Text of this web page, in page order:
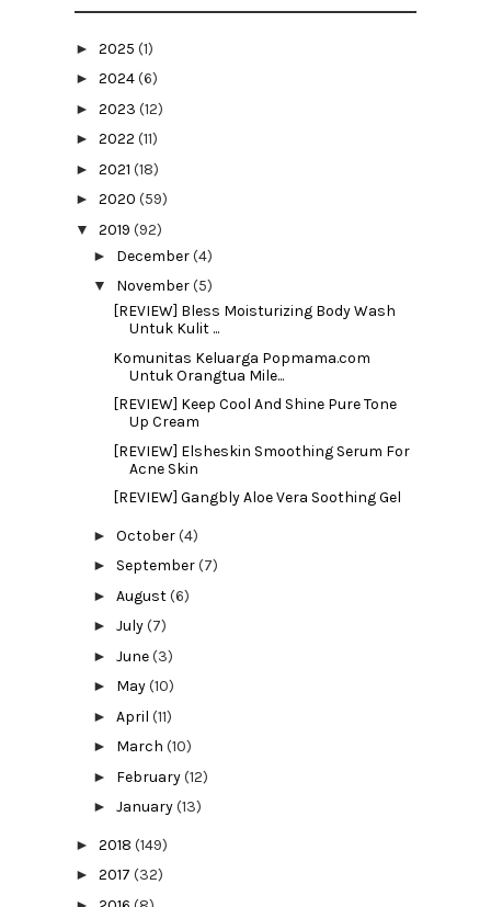
► 2025 (1)
► 2024(6)
► 2023 (12)
► 2022 (11)
► 2021 (18)
► 2020 (59)
▼ 2019 (92)
► December(4)
▼ November(5)
[REVIEW] Bless Moisturizing Body Wash
Untuk Kulit ...
Komunitas Keluarga Popmama.com
Untuk Orangtua Mile...
[REVIEW] Keep Cool And Shine Pure Tone
Up Cream
[REVIEW] Elsheskin Smoothing Serum For
Acne Skin
[REVIEW] Gangbly Aloe Vera Soothing Gel
►October(4)
► September(7)
►August(6)
►July(7)
►June(3)
► May(10)
►April(11)
► March(10)
► February(12)
►January(13)
► 2018 (149)
► 2017 (32)